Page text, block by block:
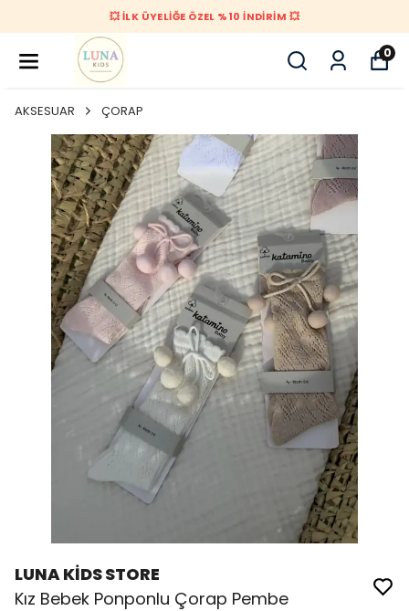
💥 İLK ÜYELİĞE ÖZEL %10 İNDİRİM 💥
0
AKSESUAR ÇORAP
LUNA KİDS STORE
Kız Bebek Ponponlu Çorap Pembe